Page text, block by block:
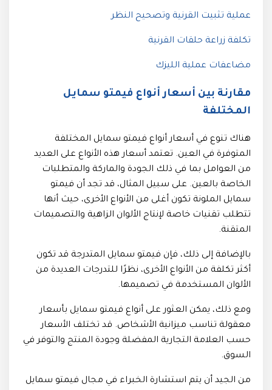
عملية تثبيت القرنية وتصحيح النظر
تكلفة زراعة حلقات القرنية
مضاعفات عملية الليزك
مقارنة بين أسعار أنواع فيمتو سمايل
المختلفة
هناك تنوع في أسعار أنواع فيمتو سمايل المختلفة
المتوفرة في العين. تعتمد أسعار هذه الأنواع على العديد
من العوامل بما في ذلك الجودة والماركة والمتطلبات
الخاصة بالعين. على سبيل المثال، قد تجد أن فيمتو
سمايل الملونة تكون أغلى من الأنواع الأخرى، حيث أنها
تتطلب تقنيات خاصة لإنتاج الألوان الزاهية والتصميمات
المتقنة.
بالإضافة إلى ذلك، فإن فيمتو سمايل المتدرجة قد تكون
أكثر تكلفة من الأنواع الأخرى، نظرًا للتدرجات العديدة من
الألوان المستخدمة في تصميمها.
ومع ذلك، يمكن العثور على أنواع فيمتو سمايل بأسعار
معقولة تناسب ميزانية الأشخاص. قد تختلف الأسعار
حسب العلامة التجارية المفضلة وجودة المنتج والتوفر في
السوق.
من الجيد أن يتم استشارة الخبراء في مجال فيمتو سمايل